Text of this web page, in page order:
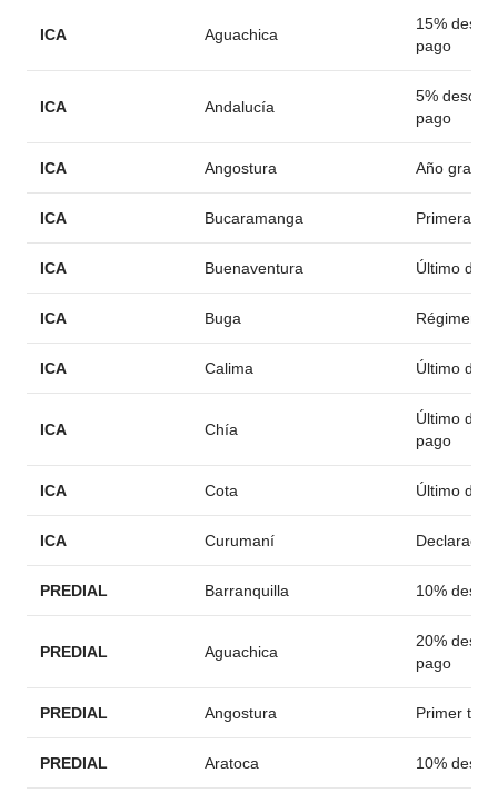
ICA Aguachica
15%
pago
ICA Andalucía
5%
pago
ICA Angostura Año
ICA Bucaramanga Primera
ICA Buenaventura Último día
ICA Buga Régimen
ICA Calima Último día
ICA Chía
Último día
pago
ICA Cota Último día
ICA Curumaní
PREDIAL Barranquilla 10%
PREDIAL Aguachica
20%
pago
PREDIAL Angostura Primer
PREDIAL Aratoca 10%